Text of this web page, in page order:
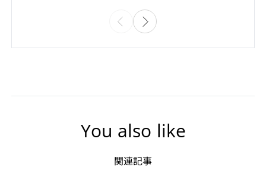
You also like
関連記事